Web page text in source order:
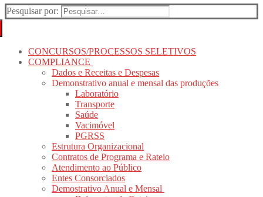
Pesquisar por:
CONCURSOS/PROCESSOS SELETIVOS
COMPLIANCE
Dados e Receitas e Despesas
Demonstrativo anual e mensal das produções
Laboratório
Transporte
Saúde
Vacimóvel
PGRSS
Estrutura Organizacional
Contratos de Programa e Rateio
Atendimento ao Público
Entes Consorciados
Demostrativo Anual e Mensal